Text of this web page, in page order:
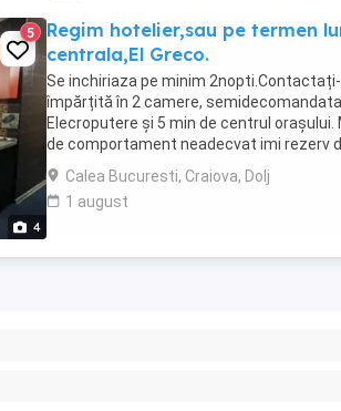
4
5
Regim hotelier,sau pe termen
centrala,El Greco.
Se inchiriaza pe minim 2nopti.Contactați-
împărțită în 2 camere,
Elecroputere și 5 min de centrul
de comportament neadecvat imi rezerv
va returna banii.Contract +bon ...
Calea Bucuresti, Craiova, Dolj
1 august